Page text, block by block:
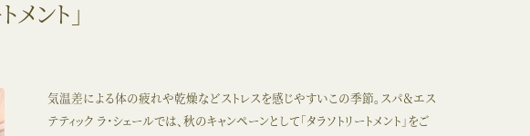
メント」
気温差による体の疲れや乾燥などストレスを感じやすいこの季節。スパ＆エス
テティック ラ・シェールでは、秋のキャンペーンとして「タラソトリートメント」をご